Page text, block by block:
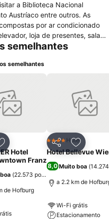
a Biblioteca Nacional
Austríaco entre outros. As
por ar condicionado
loja de presentes, salas
de jornais, centro financeiro e
convívio, Health Club, bar,
de secretária, de limusine, de
receber pessoas que
uma equipa multilingue. O
bar, ar condicionado, mesa de
e estão aptos a receber bebés
semelhantes
semelhantes
aos favoritos
Hotel
Franz
(22.573 pontuações
de Hofburg
Partilhar
4 EstrelasHotel
Hotel Bellevue
8,0 Muito boa (
a 2.2 km de
Wi-Fi grátis
Estacionamento